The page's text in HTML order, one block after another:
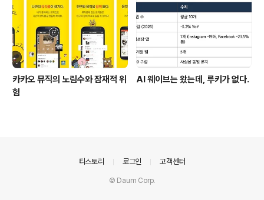
카카오 뮤직의 노림수와 잠재적 위
험
AI 웨이브는 왔는데, 루키가 없다.
티스토리 로그인 고객센터
© Daum Corp.